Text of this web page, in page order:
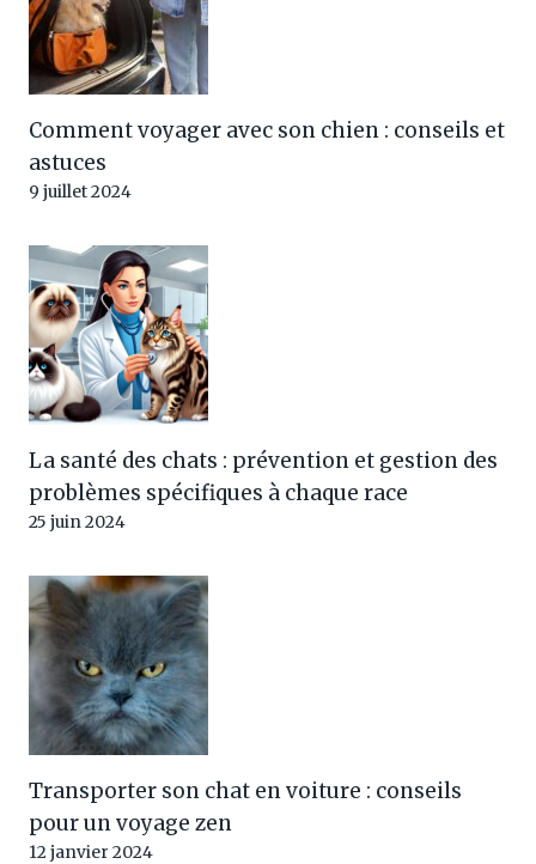
Comment voyager avec son chien : conseils et
astuces
9 juillet 2024
La santé des chats : prévention et gestion des
problèmes spécifiques à chaque race
25 juin 2024
Transporter son chat en voiture : conseils
pour un voyage zen
12 janvier 2024